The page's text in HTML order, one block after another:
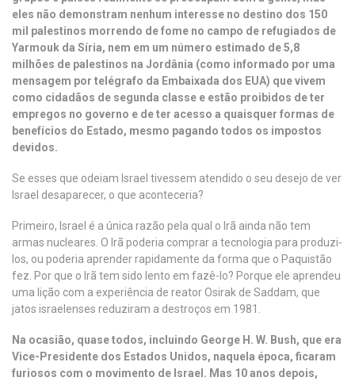
eles não demonstram nenhum interesse no destino dos 150
mil palestinos morrendo de fome no campo de refugiados de
Yarmouk da Síria, nem em um número estimado de 5,8
milhões de palestinos na Jordânia (como informado por uma
mensagem por telégrafo da Embaixada dos EUA) que vivem
como cidadãos de segunda classe e estão proibidos de ter
empregos no governo e de ter acesso a quaisquer formas de
benefícios do Estado, mesmo pagando todos os impostos
devidos.
Se esses que odeiam Israel tivessem atendido o seu desejo de ver
Israel desaparecer, o que aconteceria?
Primeiro, Israel é a única razão pela qual o Irã ainda não tem
armas nucleares. O Irã poderia comprar a tecnologia para produzi-
los, ou poderia aprender rapidamente da forma que o Paquistão
fez. Por que o Irã tem sido lento em fazê-lo? Porque ele aprendeu
uma lição com a experiência de reator Osirak de Saddam, que
jatos israelenses reduziram a destroços em 1981.
Na ocasião, quase todos, incluindo George H. W. Bush, que era
Vice-Presidente dos Estados Unidos, naquela época, ficaram
furiosos com o movimento de Israel. Mas 10 anos depois,